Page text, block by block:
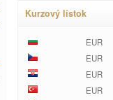
Kurzový lístok
EUR
EUR
EUR
EUR